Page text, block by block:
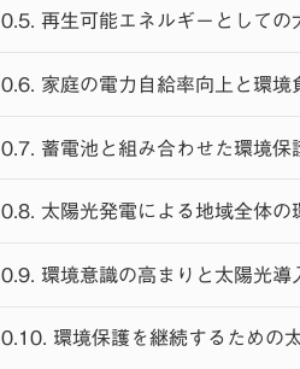
0.5. 再生可能エネルギーとしての
0.6. 家庭の電力自給率向上と環境
0.7. 蓄電池と組み合わせた環境保
0.8. 太陽光発電による地域全体の
0.9. 環境意識の高まりと太陽光導
0.10. 環境保護を継続するための